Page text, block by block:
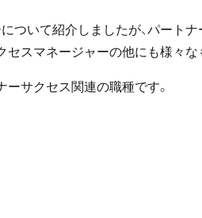
ついて紹介しましたが、パート
スマネージャーの他にも様々な
サクセス関連の職種です。